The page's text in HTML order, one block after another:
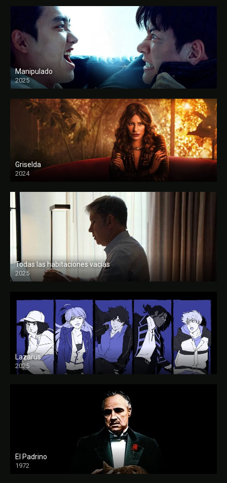
Manipulado
2025
Griselda
2024
Todas las habitaciones vacías
2025
FULL HD
Lazarus
2025
El Padrino
1972
FULL HD